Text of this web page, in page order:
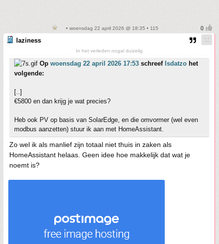
• woensdag 22 april 2026 @ 18:35 • 115
laziness
In het verleden nogal duizelig
Op woensdag 22 april 2026 17:53 schreef Isdatzo het
volgende:
[..]
€5800 en dan krijg je wat precies?
Heb ook PV op basis van SolarEdge, en die omvormer (wel even
modbus aanzetten) stuur ik aan met HomeAssistant.
Zo wel ik als manlief zijn totaal niet thuis in zaken als
HomeAssistant helaas. Geen idee hoe makkelijk dat wat je
noemt is?